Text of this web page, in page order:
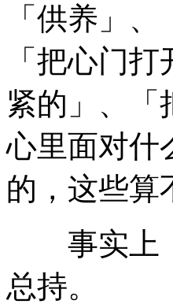
「供养」
「把心门
紧的」、「
心里面对什
的，这些算
事实上，
总持。